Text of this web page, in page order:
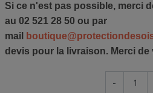
Si ce n'est pas possible, merci
au 02 521 28 50 ou par
mail
devis pour la livraison. Merci
-